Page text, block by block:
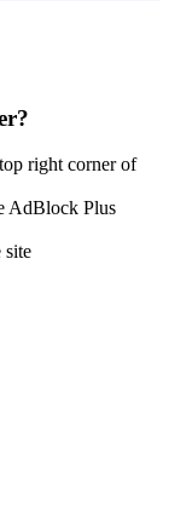
right corner of
AdBlock Plus
site